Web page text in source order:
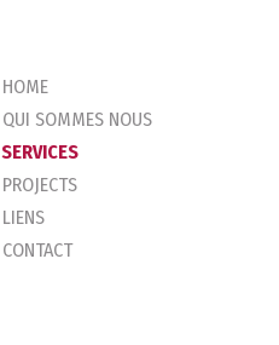
HOME
QUI SOMMES NOUS
SERVICES
PROJECTS
LIENS
CONTACT